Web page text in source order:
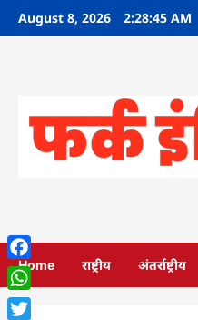
SkipAugust 8, 2026 2:28:46 AM
Home राष्ट्रीय अंतर्राष्ट्रीय
Facebook
WhatsApp